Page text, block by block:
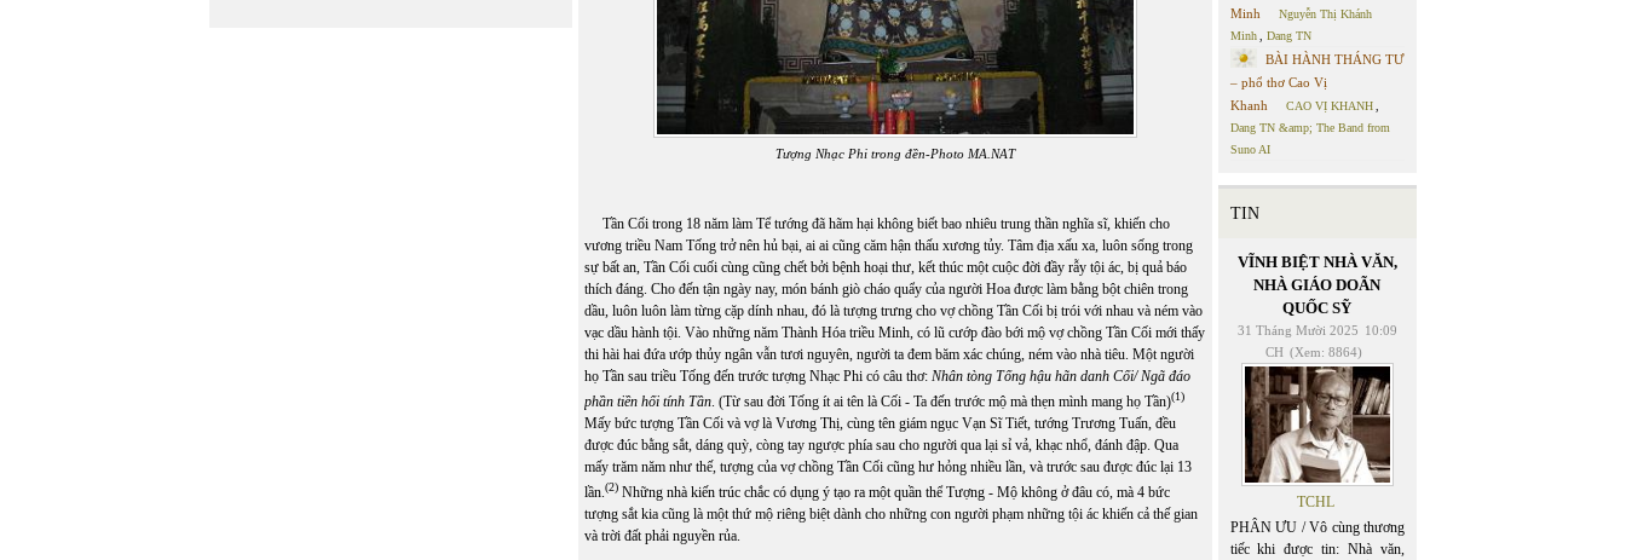
Tượng Nhạc Phi trong đền-Photo MA.NAT
Tần Cối trong 18 năm làm Tể tướng đã hãm hại không biết bao nhiêu trung thần nghĩa sĩ, khiến cho
vương triều Nam Tống trở nên hủ bại, ai ai cũng căm hận thấu xương tủy. Tâm địa xấu xa, luôn sống trong
sự bất an, Tần Cối cuối cùng cũng chết bởi bệnh hoại thư, kết thúc một cuộc đời đầy rẫy tội ác, bị quả báo
thích đáng. Cho đến tận ngày nay, món bánh giò cháo quẩy của người Hoa được làm bằng bột chiên trong
dầu, luôn luôn làm từng cặp dính nhau, đó là tượng trưng cho vợ chồng Tần Cối bị trói với nhau và ném vào
vạc dầu hành tội. Vào những năm Thành Hóa triều Minh, có lũ cướp đào bới mộ vợ chồng Tần Cối mới thấy
thi hài hai đứa ướp thủy ngân vẫn tươi nguyên, người ta đem băm xác chúng, ném vào nhà tiêu. Một người
họ Tần sau triều Tống đến trước tượng Nhạc Phi có câu thơ: Nhân tòng Tống hậu hãn danh Cối/ Ngã đáo
phần tiền hối tính Tần. (Từ sau đời Tống ít ai tên là Cối - Ta đến trước mộ mà thẹn mình mang họ Tần)(1)
Mấy bức tượng Tần Cối và vợ là Vương Thị, cùng tên giám ngục Vạn Sĩ Tiết, tướng Trương Tuấn, đều
được đúc bằng sắt, dáng quỳ, còng tay ngược phía sau cho người qua lại sỉ vả, khạc nhổ, đánh đập. Qua
mấy trăm năm như thế, tượng của vợ chồng Tần Cối cũng hư hỏng nhiều lần, và trước sau được đúc lại 13
lần.(2) Những nhà kiến trúc chắc có dụng ý tạo ra một quần thể Tượng - Mộ không ở đâu có, mà 4 bức
tượng sắt kia cũng là một thứ mộ riêng biệt dành cho những con người phạm những tội ác khiến cả thế gian
và trời đất phải nguyền rủa.
Minh
Nguyễn Thị Khánh
Minh
Dang TN
BÀI HÀNH THÁNG TƯ
– phổ thơ Cao Vị
Khanh
CAO VỊ KHANH
Dang TN &amp; The Band from
Suno AI
TIN
VĨNH BIỆT NHÀ VĂN,
NHÀ GIÁO DOÃN
QUỐC SỸ
31 Tháng Mười 2025 10:09
CH (Xem: 8864)
TCHL
PHÂN ƯU / Vô cùng thương
tiếc khi được tin: Nhà văn,